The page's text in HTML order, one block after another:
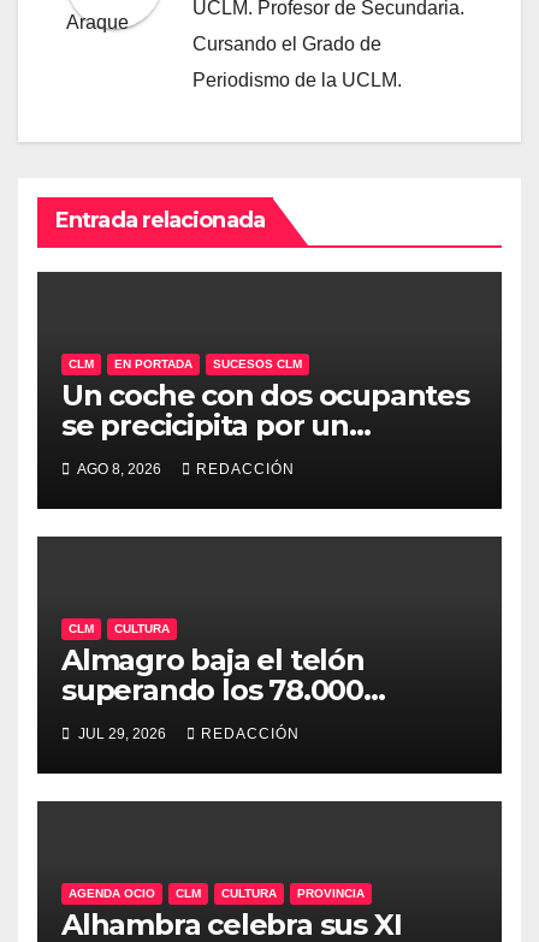
UCLM. Profesor de Secundaria.
Cursando el Grado de
Periodismo de la UCLM.
Entrada relacionada
CLM EN PORTADA SUCESOS CLM
Un coche con dos ocupantes
se precicipita por un
barranco de 35 metros en
Alcalá del Júcar (AB)
AGO 8, 2026 REDACCIÓN
CLM CULTURA
Almagro baja el telón
superando los 78.000
espectadores y ya encara su
50ª edición para 2027
JUL 29, 2026 REDACCIÓN
AGENDA OCIO CLM CULTURA PROVINCIA
Alhambra celebra sus XI